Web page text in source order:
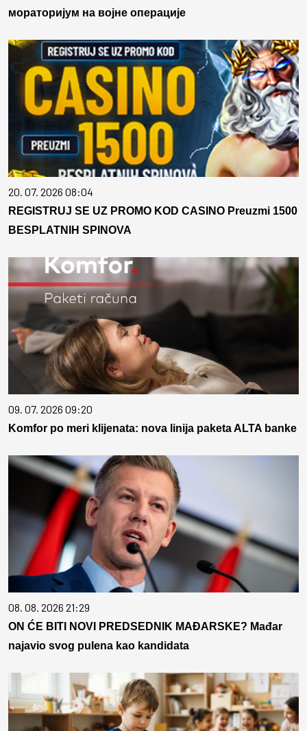
мораторијум на војне операције
20. 07. 2026 08:04
REGISTRUJ SE UZ PROMO KOD CASINO Preuzmi 1500
BESPLATNIH SPINOVA
09. 07. 2026 09:20
Komfor po meri klijenata: nova linija paketa ALTA banke
08. 08. 2026 21:29
ON ĆE BITI NOVI PREDSEDNIK MAĐARSKE? Mađar
najavio svog pulena kao kandidata